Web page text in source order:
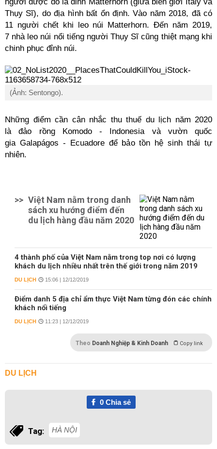
Thụy Sĩ), do địa hình bất ổn định. Vào năm 2018, đã có
11 người chết khi leo núi Matterhorn. Đến năm 2019,
7 nhà leo núi nổi tiếng người Thụy Sĩ cũng thiệt mạng khi
chinh phục đỉnh núi.
(Ảnh: Sentongo).
Những điểm cần cân nhắc thu thuế du lịch năm 2020
là đảo rồng Komodo - Indonesia và vườn quốc
gia Galapágos - Ecuadore để bảo tồn hệ sinh thái tự
nhiên.
>> Việt Nam nằm trong danh
sách xu hướng điểm đến
du lịch hàng đầu năm 2020
4 thành phố của Việt Nam nằm trong top nơi có lượng
khách du lịch nhiều nhất trên thế giới trong năm 2019
DU LỊCH 15:06 | 12/12/2019
Điểm danh 5 địa chỉ ẩm thực Việt Nam từng đón các chính
khách nổi tiếng
DU LỊCH 11:23 | 12/12/2019
Theo Doanh Nghiệp & Kinh Doanh Copy link
DU LỊCH
0Chia sẻ
Tag: HÀ NỘI